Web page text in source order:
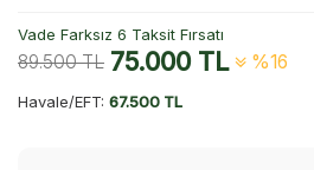
Vade Farksız 6 Taksit Fırsatı
89.500TL 75.000TL %16
Havale/EFT: 67.500 TL